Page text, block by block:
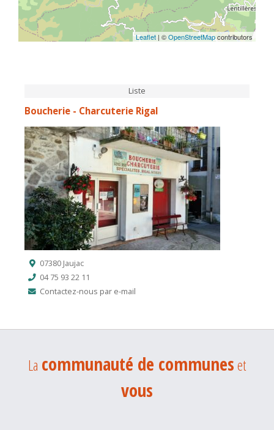
Leaflet | ©OpenStreetMapcontributors
Liste
Boucherie - Charcuterie Rigal
07380 Jaujac
04 75 93 22 11
Contactez-nous par e-mail
La communauté de communeset
vous